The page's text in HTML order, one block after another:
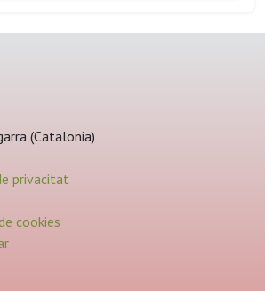
(Catalonia)
privacitat
cookies